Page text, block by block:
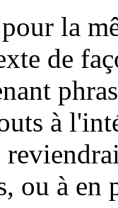
la
de
à
ou à en